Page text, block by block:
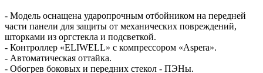
- Модель оснащена ударопрочным отбойником на передней
части панели для защиты от механических повреждений,
шторками из оргстекла и подсветкой.
- Контроллер «ELIWELL» с компрессором «Aspera».
- Автоматическая оттайка.
- Обогрев боковых и передних стекол - ПЭНы.